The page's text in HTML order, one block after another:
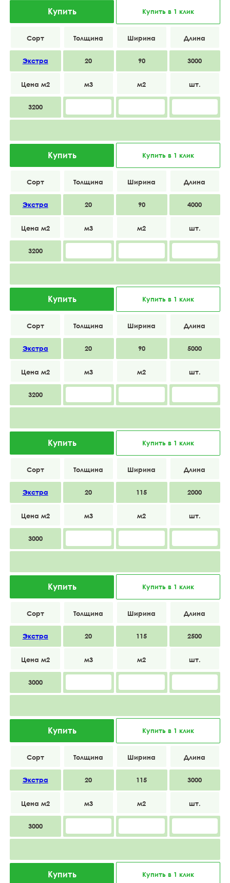
Купить Купить в 1 клик
Экстра 20 90 3000
3200
Купить Купить в 1 клик
Экстра 20 90 4000
3200
Купить Купить в 1 клик
Экстра 20 90 5000
3200
Купить Купить в 1 клик
Экстра 20 115 2000
3000
Купить Купить в 1 клик
Экстра 20 115 2500
3000
Купить Купить в 1 клик
Экстра 20 115 3000
3000
Купить Купить в 1 клик